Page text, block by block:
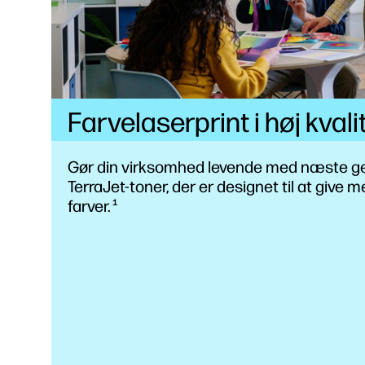
Farvelaserprint i høj
Gør din virksomhed levende med næste
TerraJet-toner, der er designet til at give
farver. 1